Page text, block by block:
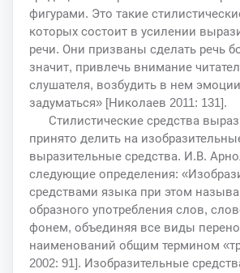
фигурами. Это такие
которых состоит в усилении
речи. Они призваны сделать речь
значит, привлечь внимание
слушателя, возбудить в нем
задуматься» [Николаев 2011: 131].
Стилистические средства
принято делить на
выразительные средства. И.В.
следующие определения:
средствами языка при этом
образного употребления слов,
фонем, объединяя все виды
наименований общим термином
2002: 91]. Изобразительные